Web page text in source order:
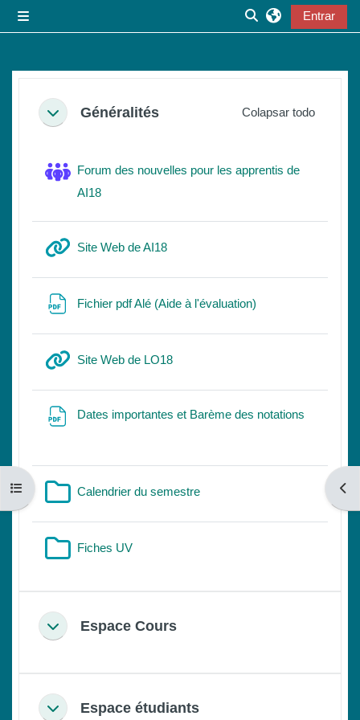
Selector de
Entrar
Abrir índice del curso
ColapsarGénéralités Colapsar todo
Forum des nouvelles pour les apprentis de
AI18
Site Web de AI18URL
Fichier pdf Alé (Aide à l'évaluation)
Site Web de LO18URL
Dates importantes et Barème des notations
Calendrier du semestreCarpeta
Fiches UVCarpeta
ColapsarEspace Cours
ColapsarEspace étudiants